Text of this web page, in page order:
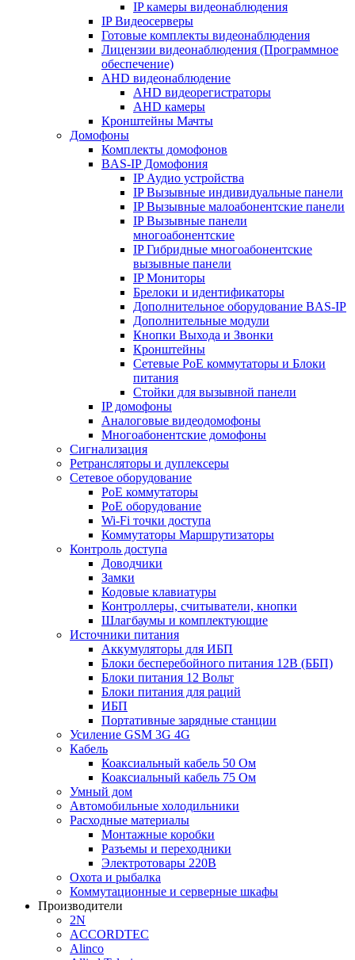
IP камеры видеонаблюдения
IP Видеосерверы
Готовые комплекты видеонаблюдения
Лицензии видеонаблюдения (Программное
обеспечение)
AHD видеонаблюдение
AHD видеорегистраторы
AHD камеры
Кронштейны Мачты
Домофоны
Комплекты домофонов
BAS-IP Домофония
IP Аудио устройства
IP Вызывные индивидуальные панели
IP Вызывные малоабонентские панели
IP Вызывные панели
многоабонентские
IP Гибридные многоабонентские
вызывные панели
IP Мониторы
Брелоки и идентификаторы
Дополнительное оборудование BAS-IP
Дополнительные модули
Кнопки Выхода и Звонки
Кронштейны
Сетевые PoE коммутаторы и Блоки
питания
Стойки для вызывной панели
IP домофоны
Аналоговые видеодомофоны
Многоабонентские домофоны
Сигнализация
Ретрансляторы и дуплексеры
Сетевое оборудование
PoE коммутаторы
PoE оборудование
Wi-Fi точки доступа
Коммутаторы Маршрутизаторы
Контроль доступа
Доводчики
Замки
Кодовые клавиатуры
Контроллеры, считыватели, кнопки
Шлагбаумы и комплектующие
Источники питания
Аккумуляторы для ИБП
Блоки бесперебойного питания 12В (ББП)
Блоки питания 12 Вольт
Блоки питания для раций
ИБП
Портативные зарядные станции
Усиление GSM 3G 4G
Кабель
Коаксиальный кабель 50 Ом
Коаксиальный кабель 75 Ом
Умный дом
Автомобильные холодильники
Расходные материалы
Монтажные коробки
Разъемы и переходники
Электротовары 220В
Охота и рыбалка
Коммутационные и серверные шкафы
Производители
2N
ACCORDTEC
Alinco